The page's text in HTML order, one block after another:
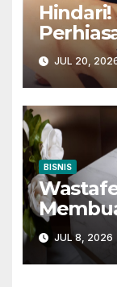
Hindari!
inJUL 20,
BISNIS
Terlihat
JUL 8, 2026